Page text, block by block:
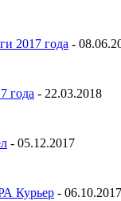
2017 года -
года - 22.03.2018
- 05.12.2017
Курьер - 06.10.2017